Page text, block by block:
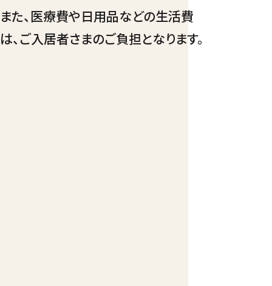
また、医療費や日用品などの生活費
は、ご入居者さまのご負担となります。